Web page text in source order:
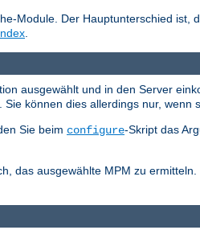
Module. Der Hauptunterschied
ausgewählt und in den Server
können dies allerdings nur, wenn
Sie beim configure-Skript das
das ausgewählte MPM zu